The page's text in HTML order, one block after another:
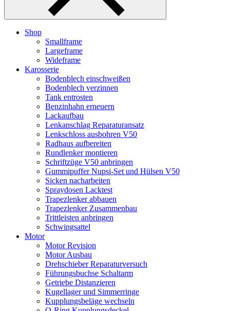
Shop
Smallframe
Largeframe
Wideframe
Karosserie
Bodenblech einschweißen
Bodenblech verzinnen
Tank entrosten
Benzinhahn erneuern
Lackaufbau
Lenkanschlag Reparaturansatz
Lenkschloss ausbohren V50
Radhaus aufbereiten
Rundlenker montieren
Schriftzüge V50 anbringen
Gummipuffer Nupsi-Set und Hülsen V50
Sicken nacharbeiten
Spraydosen Lacktest
Trapezlenker abbauen
Trapezlenker Zusammenbau
Trittleisten anbringen
Schwingsattel
Motor
Motor Revision
Motor Ausbau
Drehschieber Reparaturversuch
Führungsbuchse Schaltarm
Getriebe Distanzieren
Kugellager und Simmerringe
Kupplungsbeläge wechseln